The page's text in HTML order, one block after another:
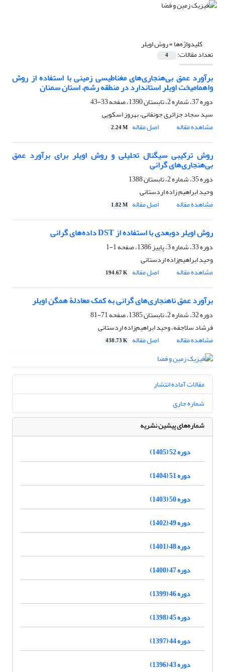
کلیدواژه‌ها =روش اویلر
تعداد مقالات: 4
برآورد عمق بی‌هنجاری‌‌های مغناطیسی زمینی با استفاده از روش
واهمامیخت اویلر استاندارد در منطقه رشم، استان سمنان
دوره 37، شماره 2، تابستان 1390، صفحه
33-43
سید سجاد جزائری جونقانی، بهروز اسکویی
مشاهده مقاله
اصل مقاله 2.24 M
روش ترکیبی سیگنال تحلیلی و روش اویلر برای برآورد عمق
بی‌هنجاری‌‌های گرانی
دوره 35، شماره 2، تابستان 1388
وحید ابراهیم‌ زاده اردستانی
مشاهده مقاله
اصل مقاله 1.82 M
روش اویلر دوبعدی با استفاده از DST داده‌های گرانی
دوره 33، شماره 3، پاییز 1386، صفحه
1-1
وحید ابراهیم‌زاده اردستانی
مشاهده مقاله
اصل مقاله 194.67 K
برآورد عمق ناهنجاری‌های گرانی به کمک معادلة همگن اویلر
دوره 32، شماره 2، تابستان 1385، صفحه
71-81
فرشاد سلاجقه، وحید ابراهیم‌زاده اردستانی
مشاهده مقاله
اصل مقاله 438.73 K
مقالات آماده انتشار
شماره جاری
شماره‌های پیشین نشریه
دوره 52 (1405)
دوره 51 (1404)
دوره 50 (1403)
دوره 49 (1402)
دوره 48 (1401)
دوره 47 (1400)
دوره 46 (1399)
دوره 45 (1398)
دوره 44 (1397)
دوره 43 (1396)